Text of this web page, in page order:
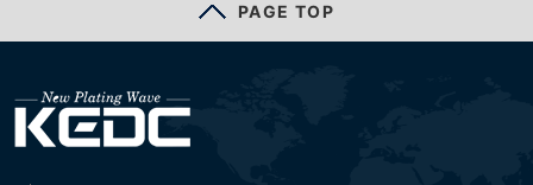
PAGE TOP